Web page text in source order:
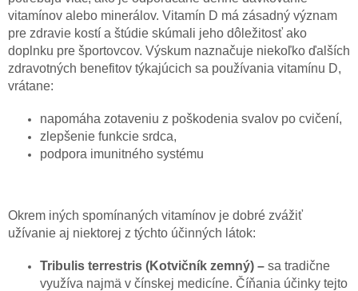
vitamínov alebo minerálov. Vitamín D má zásadný význam
pre zdravie kostí a štúdie skúmali jeho dôležitosť ako
doplnku pre športovcov. Výskum naznačuje niekoľko ďalších
zdravotných benefitov týkajúcich sa používania vitamínu D,
vrátane:
napomáha zotaveniu z poškodenia svalov po cvičení,
zlepšenie funkcie srdca,
podpora imunitného systému
Okrem iných spomínaných vitamínov je dobré zvážiť
užívanie aj niektorej z týchto účinných látok:
Tribulis terrestris (Kotvičník zemný) – sa tradične
využíva najmä v čínskej medicíne. Číňania účinky tejto